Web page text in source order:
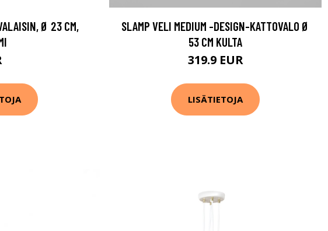
Ø 23 CM,
SLAMP VELI MEDIUM -DESIGN-KATTOVALO Ø
53 CM KULTA
319.9 EUR
LISÄTIETOJA